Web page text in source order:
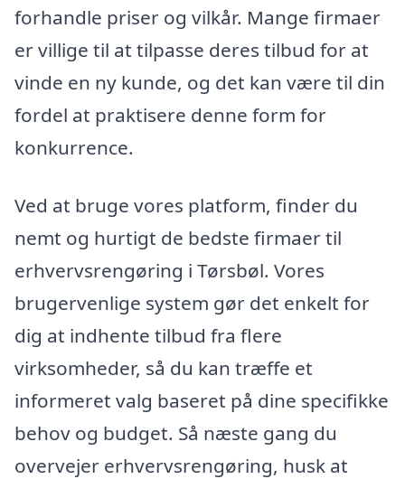
forhandle priser og vilkår. Mange firmaer
er villige til at tilpasse deres tilbud for at
vinde en ny kunde, og det kan være til din
fordel at praktisere denne form for
konkurrence.
Ved at bruge vores platform, finder du
nemt og hurtigt de bedste firmaer til
erhvervsrengøring i Tørsbøl. Vores
brugervenlige system gør det enkelt for
dig at indhente tilbud fra flere
virksomheder, så du kan træffe et
informeret valg baseret på dine specifikke
behov og budget. Så næste gang du
overvejer erhvervsrengøring, husk at